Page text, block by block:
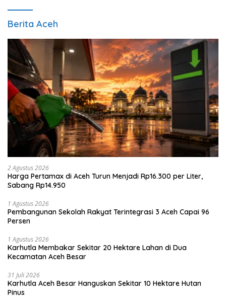
Berita Aceh
2 Agustus 2026
Harga Pertamax di Aceh Turun Menjadi Rp16.300 per Liter,
Sabang Rp14.950
1 Agustus 2026
Pembangunan Sekolah Rakyat Terintegrasi 3 Aceh Capai 96
Persen
1 Agustus 2026
Karhutla Membakar Sekitar 20 Hektare Lahan di Dua
Kecamatan Aceh Besar
31 Juli 2026
Karhutla Aceh Besar Hanguskan Sekitar 10 Hektare Hutan
Pinus